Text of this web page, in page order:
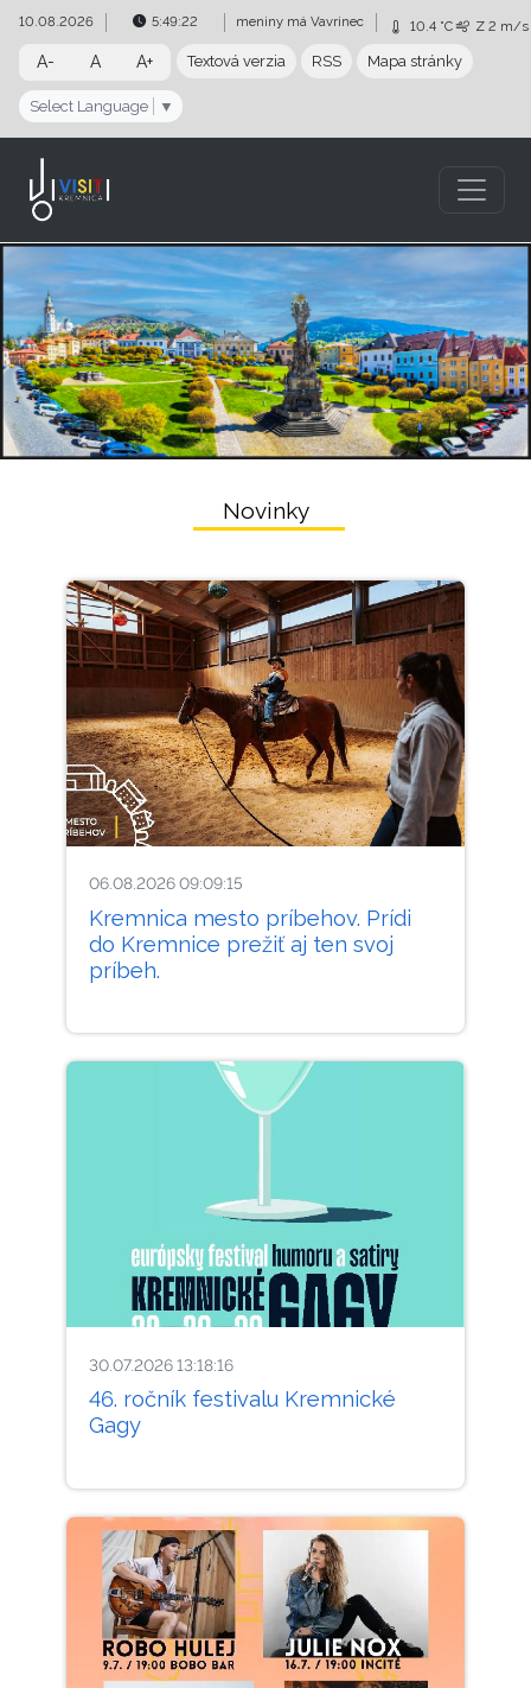
Preskočiť na obsah
Preskočiť na hlavné menu
10.08.2026 5:49:23 meniny máVavrinec 10.4 °C Z 2 m/s
A- A A+ Textová verzia RSS Mapa stránky
Select Language ▼
Novinky
06.08.2026 09:09:15
Kremnica mesto príbehov. Prídi
do Kremnice prežiť aj ten svoj
príbeh.
30.07.2026 13:18:16
46. ročník festivalu Kremnické
Gagy